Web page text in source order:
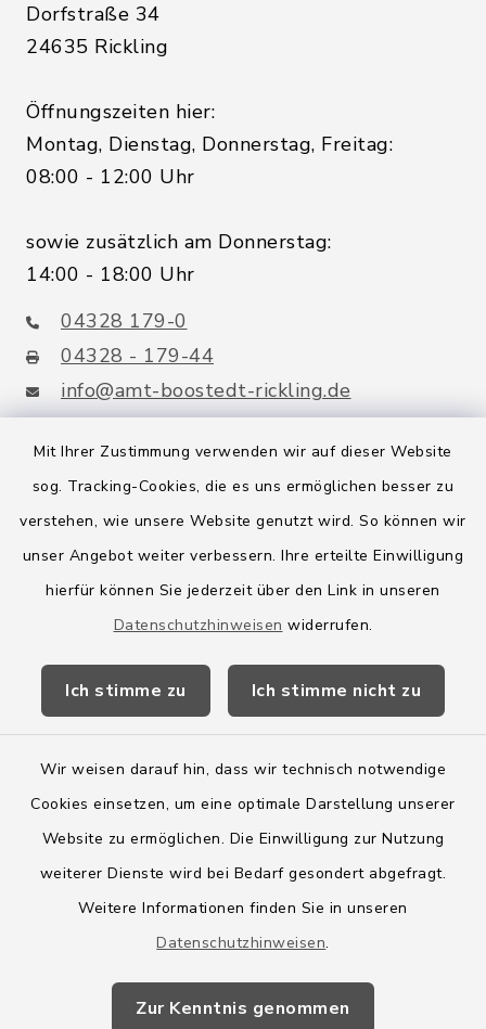
Mit Ihrer Zustimmung verwenden wir auf dieser Website
sog. Tracking-Cookies, die es uns ermöglichen besser zu
verstehen, wie unsere Website genutzt wird. So können wir
unser Angebot weiter verbessern. Ihre erteilte Einwilligung
hierfür können Sie jederzeit über den Link in unseren
Datenschutzhinweisen widerrufen.
Ich stimme zu Ich stimme nicht zu
Wir weisen darauf hin, dass wir technisch notwendige
Cookies einsetzen, um eine optimale Darstellung unserer
Website zu ermöglichen. Die Einwilligung zur Nutzung
weiterer Dienste wird bei Bedarf gesondert abgefragt.
Weitere Informationen finden Sie in unseren
Datenschutzhinweisen.
Zur Kenntnis genommen
Dorfstraße 34
24635 Rickling
Öffnungszeiten hier:
Montag, Dienstag, Donnerstag, Freitag:
08:00 - 12:00 Uhr
sowie zusätzlich am Donnerstag:
14:00 - 18:00 Uhr
04328 179-0
04328 - 179-44
info@amt-boostedt-rickling.de
Quicklinks
Amt Boostedt-Rickling
Amtsbroschüre
Wege-Zweckverband
Barrierefreiheit